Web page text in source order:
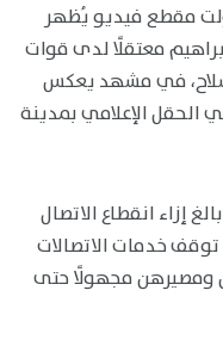
مقطع فيديو يُظهر
معتقلًا لدى قوات
في مشهد يعكس
الإعلامي بمدينة
إزاء انقطاع الاتصال
توقف خدمات الاتصالات
ومصيرهن مجهولًا حتى